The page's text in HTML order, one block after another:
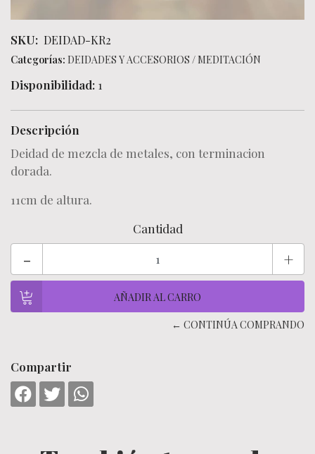
SKU: DEIDAD-KR2
Categorías: DEIDADES Y ACCESORIOS / MEDITACIÓN
Disponibilidad: 1
Descripción
Deidad de mezcla de metales, con terminacion
dorada.
11cm de altura.
Cantidad
- +
← CONTINÚA COMPRANDO
Compartir